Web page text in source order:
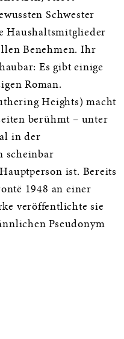
Schwester
Haushaltsmitglieder
Benehmen. Ihr
Es gibt einige
Roman.
Heights) macht
berühmt – unter
in der
scheinbar
ist. Bereits
1948 an einer
veröffentlichte sie
Pseudonym